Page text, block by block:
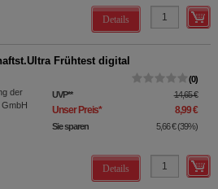
Details
Frühtest digital
der
0
UVP** 14,65 €
Unser Preis* 8,99 €
Sie sparen 5,66 € (39%)
Details